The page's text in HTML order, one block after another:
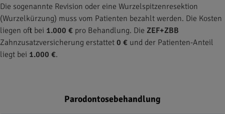
Die sogenannte Revision oder eine Wurzelspitzenresektion
(Wurzelkürzung) muss vom Patienten bezahlt werden. Die Kosten
liegen oft bei 1.000 € pro Behandlung. Die ZEF+ZBB
Zahnzusatzversicherung erstattet 0 € und der Patienten-Anteil
liegt bei 1.000 €.
Parodontosebehandlung